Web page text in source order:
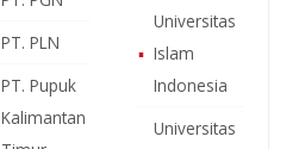
PT. PLN
PT. Pupuk
Kalimantan
▪
Universitas
Islam
Indonesia
Universitas